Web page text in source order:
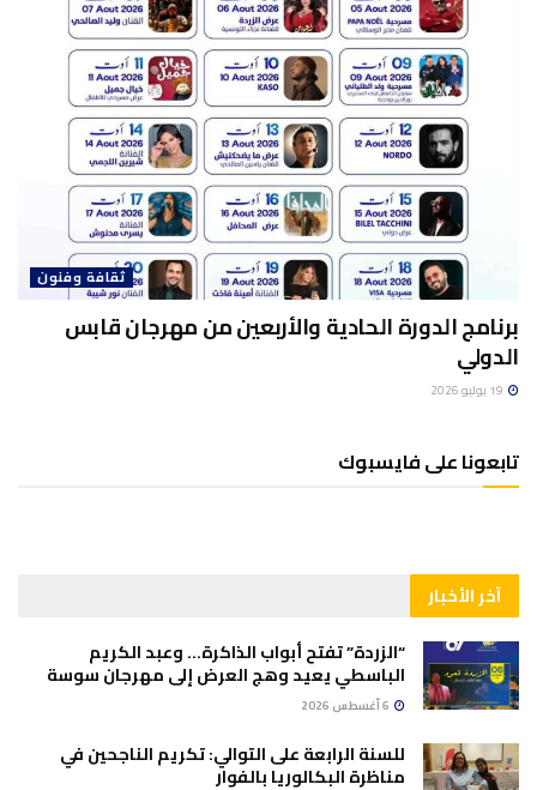
ثقافة وفنون
برنامج الدورة الحادية والأربعين من مهرجان قابس
الدولي
تابعونا على فايسبوك
آخر الأخبار
“الزردة” تفتح أبواب الذاكرة… وعبد الكريم
الباسطي يعيد وهج العرض إلى مهرجان سوسة
للسنة الرابعة على التوالي: تكريم الناجحين في
مناظرة البكالوريا بالفوار